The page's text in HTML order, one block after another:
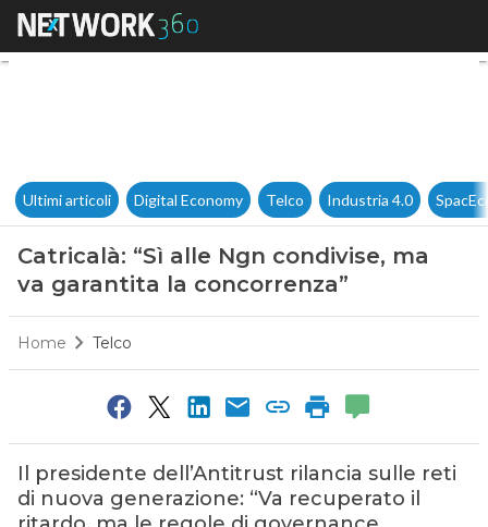
Catricalà: “Sì alle Ngn
Ultimi articoli Digital Economy Telco Industria 4.0
Catricalà: “Sì alle Ngn condivise, ma
va garantita la concorrenza”
Home Telco
Il presidente dell’Antitrust rilancia sulle reti
di nuova generazione: “Va recuperato il